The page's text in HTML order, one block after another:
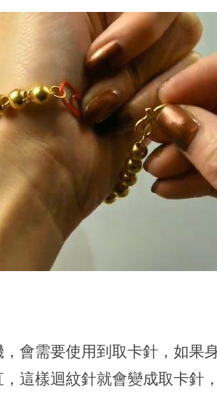
會需要使用到取卡針，如果
這樣迴紋針就會變成取卡針